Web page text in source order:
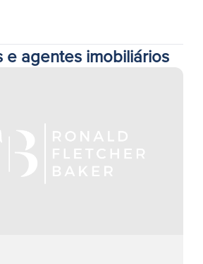
e agentes imobiliários